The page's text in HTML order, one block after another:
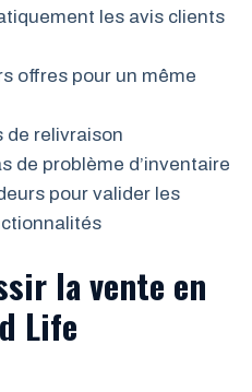
les avis clients
offres pour un même
de relivraison
de problème d’inventaire
pour valider les
la vente en
Life